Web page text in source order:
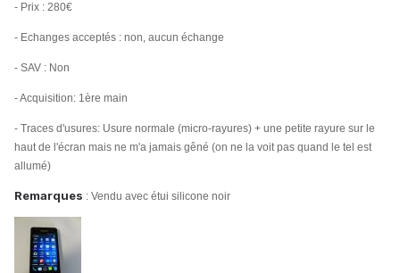
- Prix : 280€
- Echanges acceptés : non, aucun échange
- SAV : Non
- Acquisition: 1ère main
- Traces d'usures: Usure normale (micro-rayures) + une petite rayure sur le
haut de l'écran mais ne m'a jamais gêné (on ne la voit pas quand le tel est
allumé)
Remarques : Vendu avec étui silicone noir